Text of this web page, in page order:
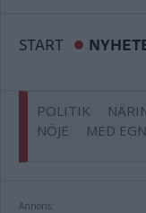
START
POLITIK
NÖJE
MED
Annons: